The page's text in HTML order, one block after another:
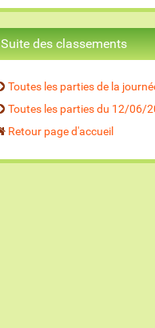
Suite des classements
Toutes les parties de la
Toutes les parties du 12/06/
Retour page d'accueil